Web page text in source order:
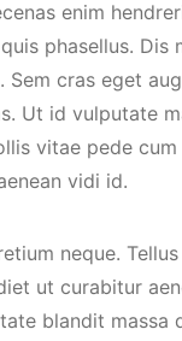
enim
phasellus. Dis
Sem cras eget
Ut id vulputate
vitae pede
vidi id.
neque.
ut curabitur
blandit massa